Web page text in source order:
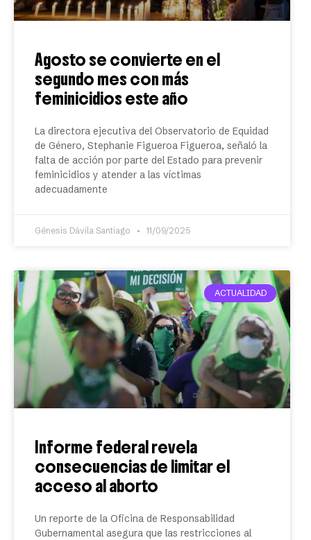
Agosto se convierte en el
segundo mes con más
feminicidios este año
La directora ejecutiva del Observatorio de Equidad
de Género, Stephanie Figueroa Figueroa, señaló la
falta de acción por parte del Estado para prevenir
feminicidios y atender a las víctimas
adecuadamente
Génesis Dávila Santiago 11/09/2025
ACTUALIDAD
Informe federal revela
consecuencias de limitar el
acceso al aborto
Un reporte de la Oficina de Responsabilidad
Gubernamental asegura que las restricciones al